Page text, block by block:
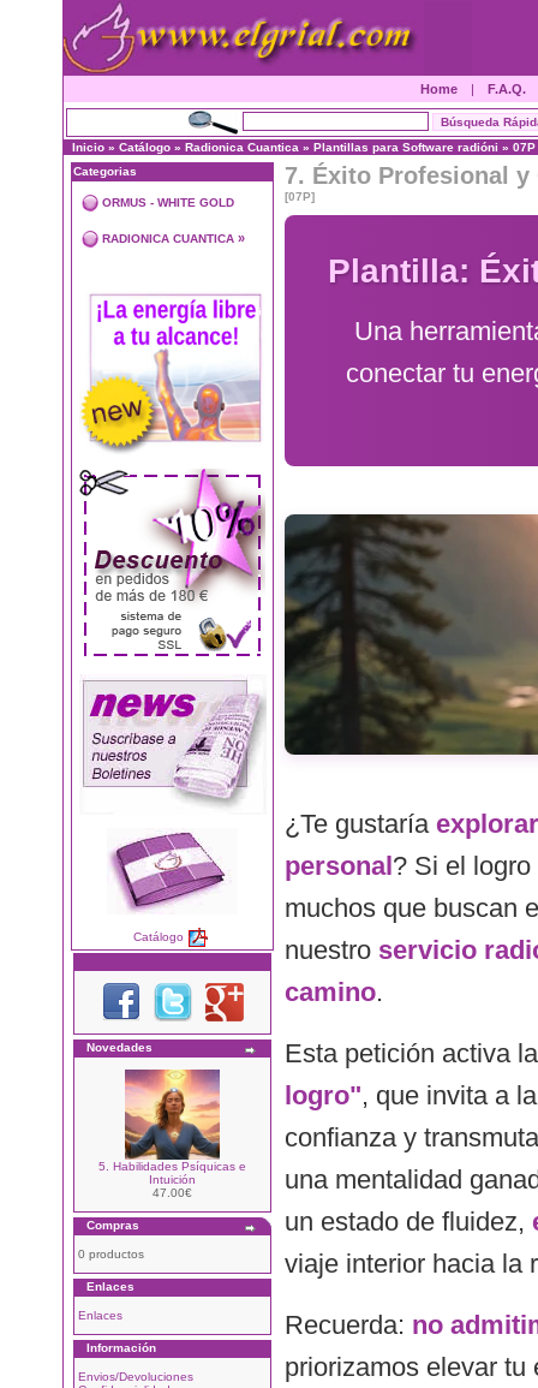
Home | F.A.Q.
Inicio » Catálogo » Radionica Cuantica » Plantillas para Software radióni » 07P
Categorias
ORMUS - WHITE GOLD
RADIONICA CUANTICA »
Catálogo
Novedades
5. Habilidades Psíquicas e
Intuición
47.00€
Compras
0 productos
Enlaces
Enlaces
Información
Envios/Devoluciones
7. Éxito Profesional y
[07P]
Plantilla:
Una
conectar tu
¿Te gustaría
personal? Si el
muchos que buscan
nuestro servicio
camino.
Esta petición activa
logro", que invita a
confianza y
una mentalidad
un estado de fluidez,
viaje interior hacia la
Recuerda: no
priorizamos elevar